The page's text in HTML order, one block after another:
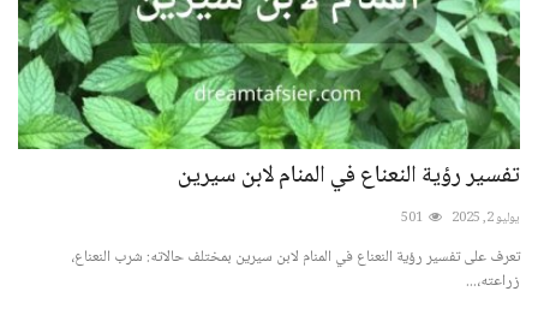
تفسير رؤية النعناع في المنام لابن سيرين
يوليو 2, 2025 501
تعرف على تفسير رؤية النعناع في المنام لابن سيرين بمختلف حالاته: شرب النعناع،
زراعته،...